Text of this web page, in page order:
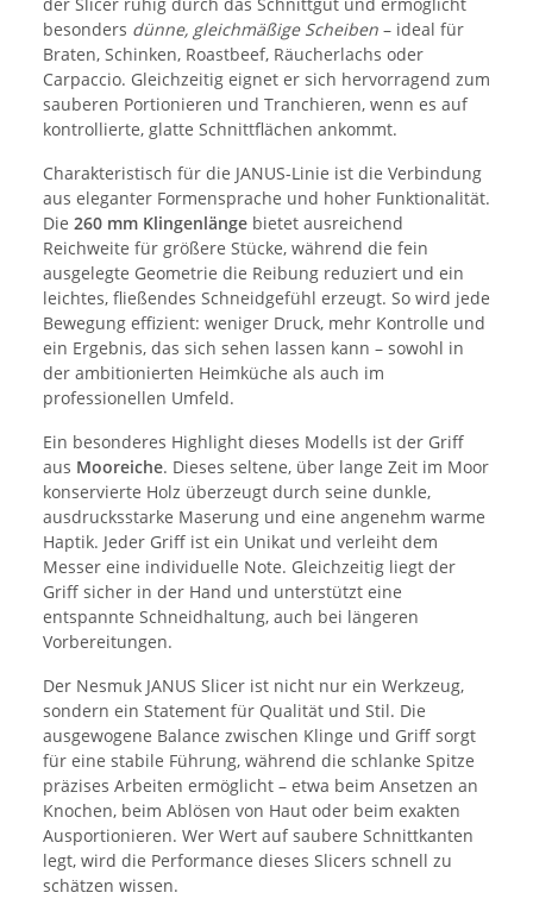
besonders dünne, gleichmäßige Scheiben – ideal für
Braten, Schinken, Roastbeef, Räucherlachs oder
Carpaccio. Gleichzeitig eignet er sich hervorragend zum
sauberen Portionieren und Tranchieren, wenn es auf
kontrollierte, glatte Schnittflächen ankommt.
Charakteristisch für die JANUS-Linie ist die Verbindung
aus eleganter Formensprache und hoher Funktionalität.
Die 260 mm Klingenlänge bietet ausreichend
Reichweite für größere Stücke, während die fein
ausgelegte Geometrie die Reibung reduziert und ein
leichtes, fließendes Schneidgefühl erzeugt. So wird jede
Bewegung effizient: weniger Druck, mehr Kontrolle und
ein Ergebnis, das sich sehen lassen kann – sowohl in
der ambitionierten Heimküche als auch im
professionellen Umfeld.
Ein besonderes Highlight dieses Modells ist der Griff
aus Mooreiche. Dieses seltene, über lange Zeit im Moor
konservierte Holz überzeugt durch seine dunkle,
ausdrucksstarke Maserung und eine angenehm warme
Haptik. Jeder Griff ist ein Unikat und verleiht dem
Messer eine individuelle Note. Gleichzeitig liegt der
Griff sicher in der Hand und unterstützt eine
entspannte Schneidhaltung, auch bei längeren
Vorbereitungen.
Der Nesmuk JANUS Slicer ist nicht nur ein Werkzeug,
sondern ein Statement für Qualität und Stil. Die
ausgewogene Balance zwischen Klinge und Griff sorgt
für eine stabile Führung, während die schlanke Spitze
präzises Arbeiten ermöglicht – etwa beim Ansetzen an
Knochen, beim Ablösen von Haut oder beim exakten
Ausportionieren. Wer Wert auf saubere Schnittkanten
legt, wird die Performance dieses Slicers schnell zu
schätzen wissen.